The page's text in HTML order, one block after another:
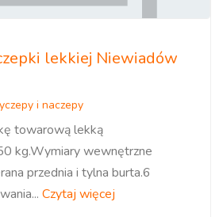
lekkiej Niewiadów
i naczepy
towarową lekką
kg.Wymiary wewnętrzne
przednia i tylna burta.6
Czytaj więcej